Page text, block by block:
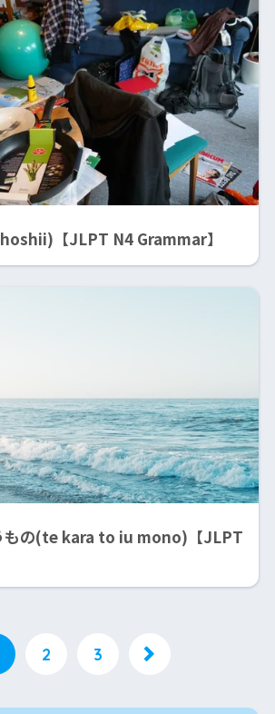
【JLPT N4 Grammar】
もの(te kara to iu mono)【JLPT
2 3